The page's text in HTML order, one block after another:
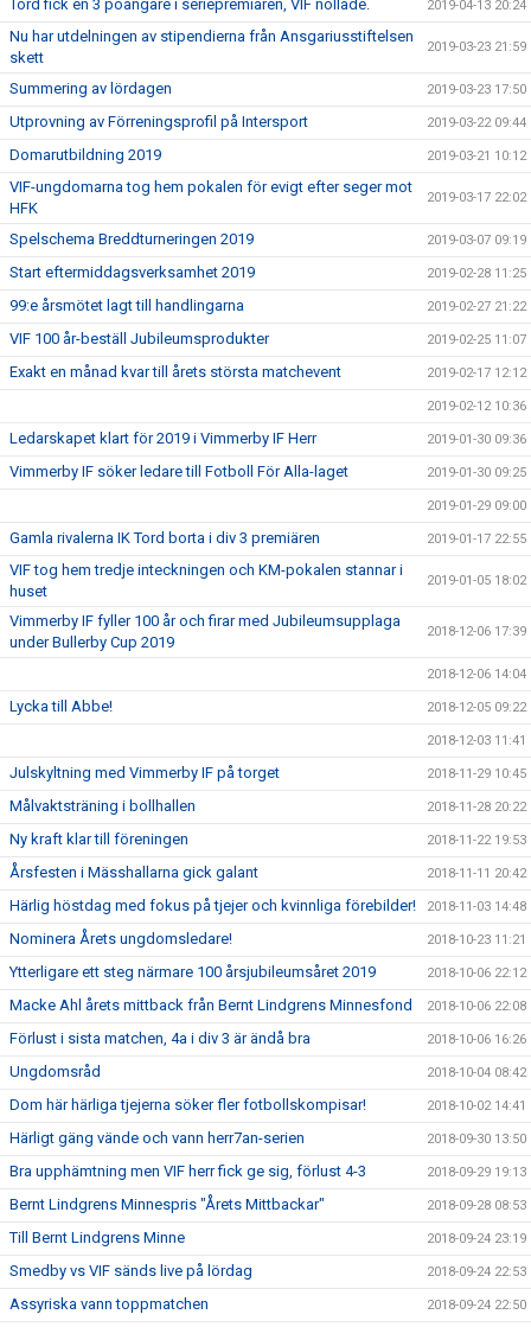
Tord fick en 3 poängare i seriepremiären, VIF nollade. 2019-04-13 20:24
Nu har utdelningen av stipendierna från Ansgariusstiftelsen
skett
2019-03-23 21:59
Summering av lördagen 2019-03-23 17:50
Utprovning av Förreningsprofil på Intersport 2019-03-22 09:44
Domarutbildning 2019 2019-03-21 10:12
VIF-ungdomarna tog hem pokalen för evigt efter seger mot
HFK
2019-03-17 22:02
Spelschema Breddturneringen 2019 2019-03-07 09:19
Start eftermiddagsverksamhet 2019 2019-02-28 11:25
99:e årsmötet lagt till handlingarna 2019-02-27 21:22
VIF 100 år-beställ Jubileumsprodukter 2019-02-25 11:07
Exakt en månad kvar till årets största matchevent 2019-02-17 12:12
2019-02-12 10:36
Ledarskapet klart för 2019 i Vimmerby IF Herr 2019-01-30 09:36
Vimmerby IF söker ledare till Fotboll För Alla-laget 2019-01-30 09:25
2019-01-29 09:00
Gamla rivalerna IK Tord borta i div 3 premiären 2019-01-17 22:55
VIF tog hem tredje inteckningen och KM-pokalen stannar i
huset
2019-01-05 18:02
Vimmerby IF fyller 100 år och firar med Jubileumsupplaga
under Bullerby Cup 2019
2018-12-06 17:39
2018-12-06 14:04
Lycka till Abbe! 2018-12-05 09:22
2018-12-03 11:41
Julskyltning med Vimmerby IF på torget 2018-11-29 10:45
Målvaktsträning i bollhallen 2018-11-28 20:22
Ny kraft klar till föreningen 2018-11-22 19:53
Årsfesten i Mässhallarna gick galant 2018-11-11 20:42
Härlig höstdag med fokus på tjejer och kvinnliga förebilder! 2018-11-03 14:48
Nominera Årets ungdomsledare! 2018-10-23 11:21
Ytterligare ett steg närmare 100 årsjubileumsåret 2019 2018-10-06 22:12
Macke Ahl årets mittback från Bernt Lindgrens Minnesfond 2018-10-06 22:08
Förlust i sista matchen, 4a i div 3 är ändå bra 2018-10-06 16:26
Ungdomsråd 2018-10-04 08:42
Dom här härliga tjejerna söker fler fotbollskompisar! 2018-10-02 14:41
Härligt gäng vände och vann herr7an-serien 2018-09-30 13:50
Bra upphämtning men VIF herr fick ge sig, förlust 4-3 2018-09-29 19:13
Bernt Lindgrens Minnespris "Årets Mittbackar" 2018-09-28 08:53
Till Bernt Lindgrens Minne 2018-09-24 23:19
Smedby vs VIF sänds live på lördag 2018-09-24 22:53
Assyriska vann toppmatchen 2018-09-24 22:50